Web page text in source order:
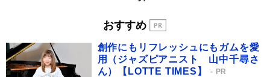
おすすめ
創作にもリフレッシュにもガムを愛
用（ジャズピアニスト 山中千尋さ
ん）【LOTTE TIMES】
PR